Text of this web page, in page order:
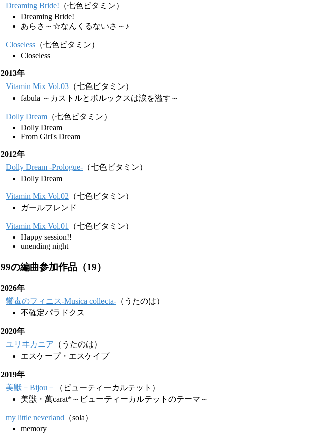
Dreaming Bride! （七色ビタミン）
Dreaming Bride!
あらさ～☆なんくるないさ～♪
Closeless （七色ビタミン）
Closeless
2013年
Vitamin Mix Vol.03 （七色ビタミン）
fabula ～カストルとボルックスは涙を溢す～
Dolly Dream （七色ビタミン）
Dolly Dream
From Girl's Dream
2012年
Dolly Dream -Prologue- （七色ビタミン）
Dolly Dream
Vitamin Mix Vol.02 （七色ビタミン）
ガールフレンド
Vitamin Mix Vol.01
（七色ビタミン）
Happy session!!
unending night
99の編曲参加作品（19）
2026年
饗毒のフィニス-Musica collecta- （うたのは）
不確定パラドクス
2020年
ユリヰカニア （うたのは）
エスケープ・エスケイプ
2019年
美獣－Bijou－
（ビューティーカルテット）
美獣・萬carat*～ビューティーカルテットのテーマ～
my little neverland （sola）
memory